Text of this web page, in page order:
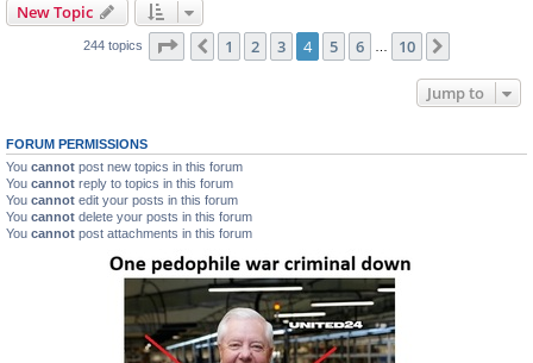
New Topic
244 topics Page of 10
Previous
1 2 3 4 5 6 10
Jump to
FORUM PERMISSIONS
You cannot post new topics in this forum
You cannot reply to topics in this forum
You cannot edit your posts in this forum
You cannot delete your posts in this forum
You cannot post attachments in this forum